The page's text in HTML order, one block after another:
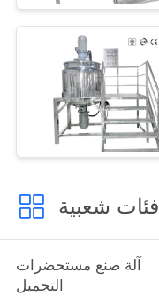
فئات شعبية
آلة صنع مستحضرات
التجميل